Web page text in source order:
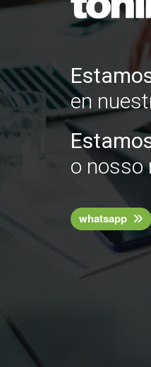
en
o nosso
whatsapp